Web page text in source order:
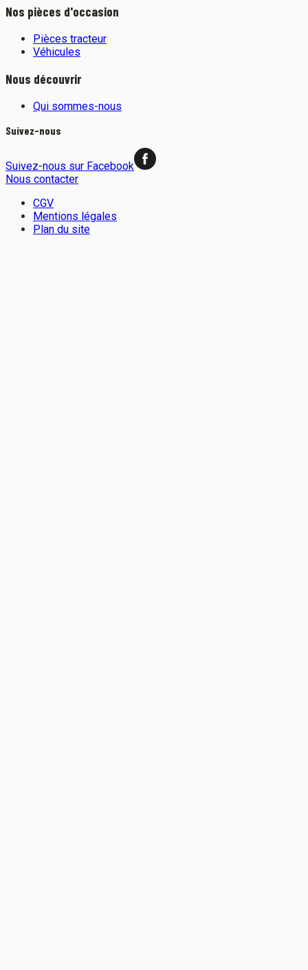
Nos pièces d'occasion
Pièces tracteur
Véhicules
Nous découvrir
Qui sommes-nous
Suivez-nous
Suivez-nous sur Facebook
Nous contacter
CGV
Mentions légales
Plan du site